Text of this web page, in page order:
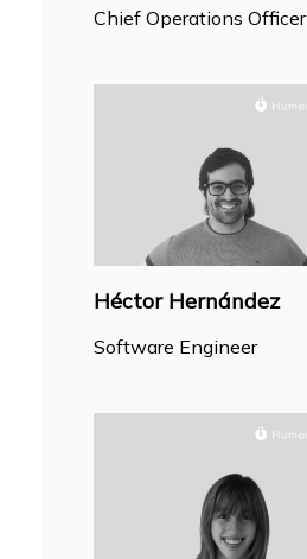
Chief Operations Officer
Héctor Hernández
Software Engineer